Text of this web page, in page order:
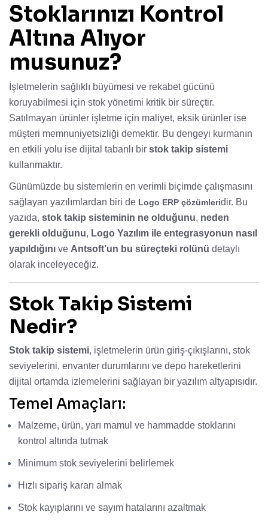
Stoklarınızı Kontrol
Altına Alıyor
musunuz?
İşletmelerin sağlıklı büyümesi ve rekabet gücünü
koruyabilmesi için stok yönetimi kritik bir süreçtir.
Satılmayan ürünler işletme için maliyet, eksik ürünler ise
müşteri memnuniyetsizliği demektir. Bu dengeyi kurmanın
en etkili yolu ise dijital tabanlı bir stok takip sistemi
kullanmaktır.
Günümüzde bu sistemlerin en verimli biçimde çalışmasını
sağlayan yazılımlardan biri de Logo ERP çözümleridir. Bu
yazıda, stok takip sisteminin ne olduğunu, neden
gerekli olduğunu, Logo Yazılım ile entegrasyonun nasıl
yapıldığını ve Antsoft’un bu süreçteki rolünü detaylı
olarak inceleyeceğiz.
Stok Takip Sistemi
Nedir?
Stok takip sistemi, işletmelerin ürün giriş-çıkışlarını, stok
seviyelerini, envanter durumlarını ve depo hareketlerini
dijital ortamda izlemelerini sağlayan bir yazılım altyapısıdır.
Temel Amaçları:
Malzeme, ürün, yarı mamul ve hammadde stoklarını
kontrol altında tutmak
Minimum stok seviyelerini belirlemek
Hızlı sipariş kararı almak
Stok kayıplarını ve sayım hatalarını azaltmak